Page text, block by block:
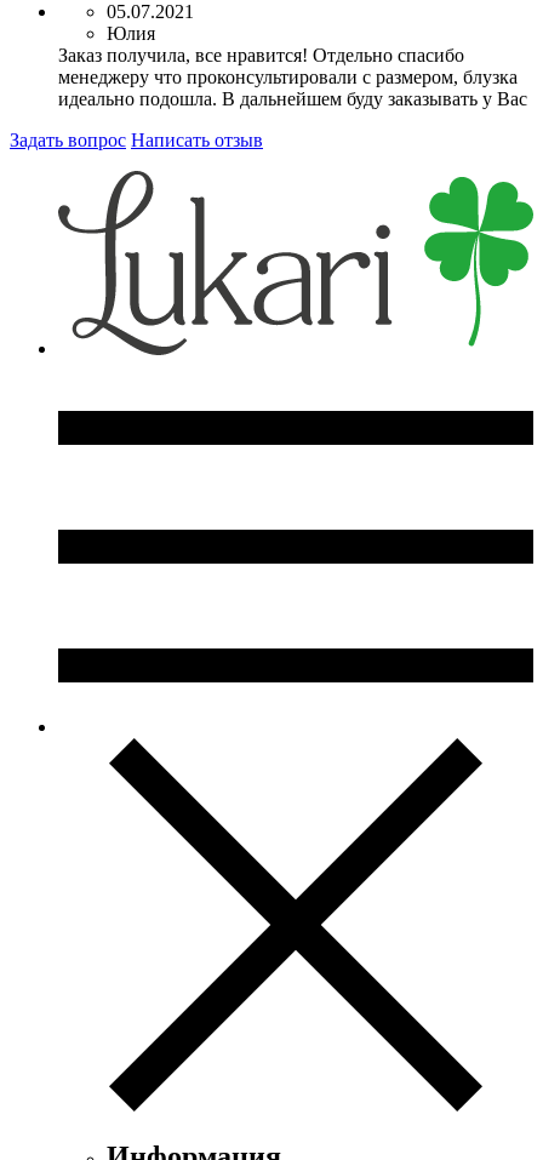
05.07.2021
Юлия
Заказ получила, все нравится! Отдельно спасибо
менеджеру что проконсультировали с размером, блузка
идеально подошла. В дальнейшем буду заказывать у Вас
Задать вопрос Написать отзыв